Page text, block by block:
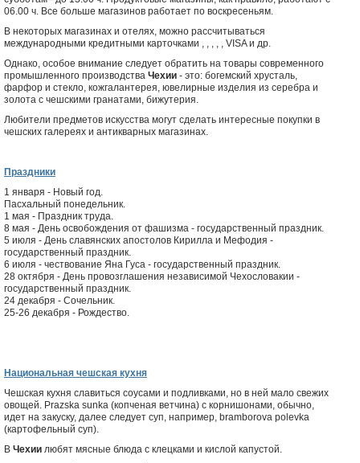
06.00 ч. Все больше магазинов работает по воскресеньям.
В некоторых магазинах и отелях, можно рассчитываться
международными кредитными карточками , , , , , VISA и др.
Однако, особое внимание следует обратить на товары современного
промышленного производства Чехии - это: богемский хрусталь,
фарфор и стекло, кожгалантерея, ювелирные изделия из серебра и
золота с чешскими гранатами, бижутерия.
Любители предметов искусства могут сделать интересные покупки в
чешских галереях и антикварных магазинах.
Праздники
1 января - Новый год.
Пасхальный понедельник.
1 мая - Праздник труда.
8 мая - День освобождения от фашизма - государственный праздник.
5 июля - День славянских апостолов Кирилла и Мефодия -
государственный праздник.
6 июля - чествование Яна Гуса - государственный праздник.
28 октября - День провозглашения независимой Чехословакии -
государственный праздник.
24 декабря - Сочельник.
25-26 декабря - Рождество.
Национальная чешская кухня
Чешская кухня славиться соусами и подливками, но в ней мало свежих
овощей. Prazska sunka (копченая ветчина) с корнишонами, обычно,
идет на закуску, далее следует суп, например, bramborova polevka
(картофельный суп).
В Чехии любят мясные блюда с клецками и кислой капустой.